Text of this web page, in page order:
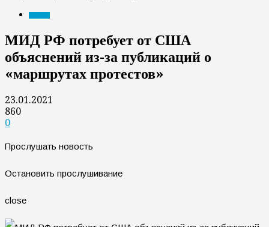
МИД РФ потребует от США
объяснений из-за публикаций о
«маршрутах протестов»
23.01.2021
860
0
Прослушать новость
Остановить прослушивание
close